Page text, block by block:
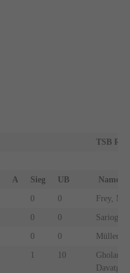
TSB
A Sieg UB Name
0 0 Frey,
0 0
0 0 Müller,
1 10
Davatgar